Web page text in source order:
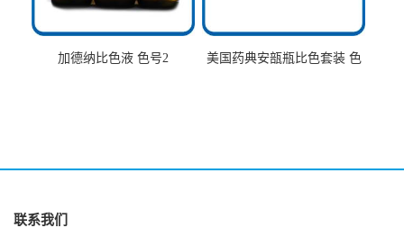
加德纳比色液 色号2
美国药典安瓿瓶比色套装 色
联系我们